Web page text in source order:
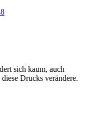
sich kaum, auch
Drucks verändere.